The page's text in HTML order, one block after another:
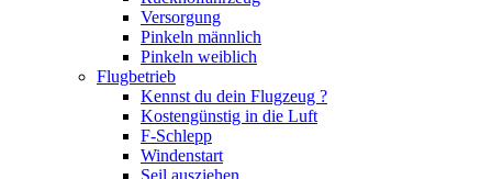
Versorgung
Pinkeln männlich
Pinkeln weiblich
Flugbetrieb
Kennst du dein Flugzeug ?
Kostengünstig in die Luft
F-Schlepp
Windenstart
Seil ausziehen